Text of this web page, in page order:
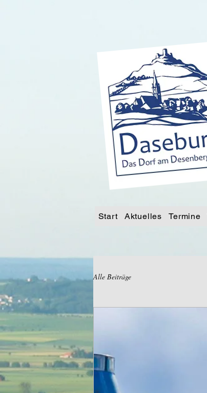
Start Aktuelles Termine
Alle Beiträge